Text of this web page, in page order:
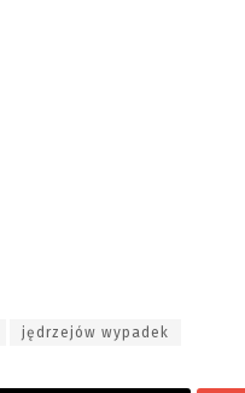
jędrzejów wypadek